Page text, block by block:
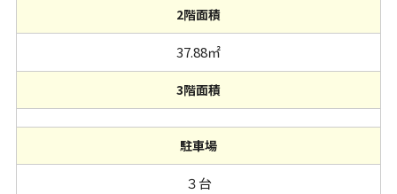
2階面積
37.88㎡
3階面積
駐車場
３台